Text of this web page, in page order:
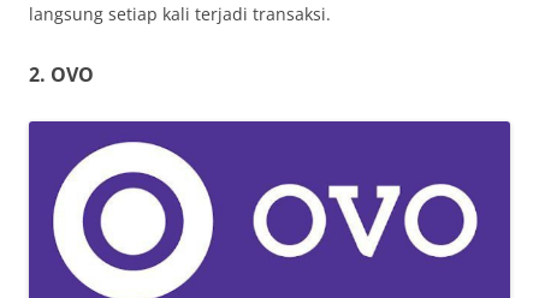
langsung setiap kali terjadi transaksi.
2. OVO